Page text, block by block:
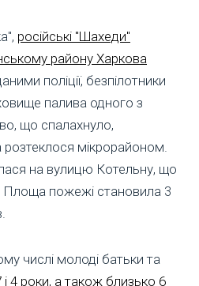
російські "Шахеди"
району Харкова
поліції, безпілотники
палива одного з
що спалахнуло,
розтеклося мікрорайоном.
на вулицю Котельну, що
Площа пожежі становила 3
числі молоді батьки та
і 4 роки, а також близько 6